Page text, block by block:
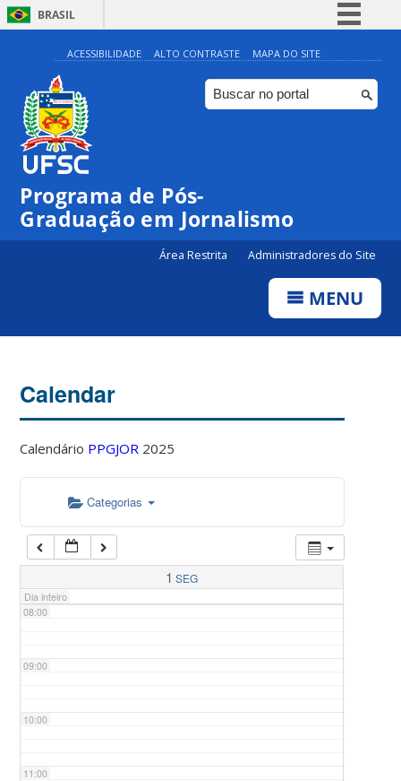
BRASIL
Simplifique!
Comunica BR
Participe
ACESSIBILIDADE ALTO CONTRASTE MAPA DO SITE
Programa de Pós-
Graduação em Jornalismo
Área Restrita Administradores do Site
MENU
Calendar
Calendário PPGJOR 2025
Categorias
1 SEG
Dia inteiro
04:00
05:00
07:00
08:00
09:00
10:00
11:00